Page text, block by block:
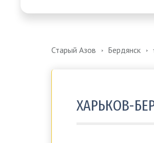
Старый Азов Бердянск
ХАРЬКОВ-